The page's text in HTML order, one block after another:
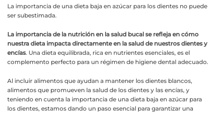
La importancia de una dieta baja en azúcar para los dientes no puede
ser subestimada.
La importancia de la nutrición en la salud bucal se refleja en cómo
nuestra dieta impacta directamente en la salud de nuestros dientes y
encías. Una dieta equilibrada, rica en nutrientes esenciales, es el
complemento perfecto para un régimen de higiene dental adecuado.
Al incluir alimentos que ayudan a mantener los dientes blancos,
alimentos que promueven la salud de los dientes y las encías, y
teniendo en cuenta la importancia de una dieta baja en azúcar para
los dientes, estamos dando un paso esencial para garantizar una